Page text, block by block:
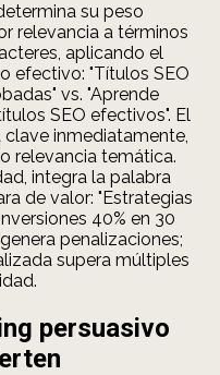
su peso
relevancia a términos
aplicando el
efectivo: "Títulos SEO
vs. "Aprende
SEO efectivos". El
inmediatamente,
relevancia temática.
integra la palabra
de valor: "Estrategias
40% en 30
penalizaciones;
supera múltiples
persuasivo